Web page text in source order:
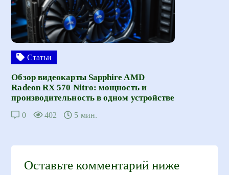
Статьи
Обзор видеокарты Sapphire AMD
Radeon RX 570 Nitro: мощность и
производительность в одном устройстве
0 402 5 мин.
Оставьте комментарий ниже